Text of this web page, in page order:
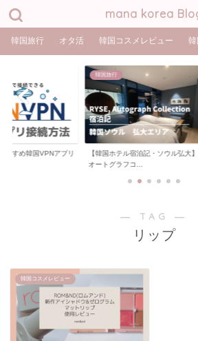
mana korea
韓国旅行 オタ活 韓国コスメレビュー 韓
すすめ韓国VPNアプリ
韓国旅行
【韓国ホテル宿泊記・ソウル弘大
オートグラフコ...
― TAG ―
リップ
韓国コスメレビュー